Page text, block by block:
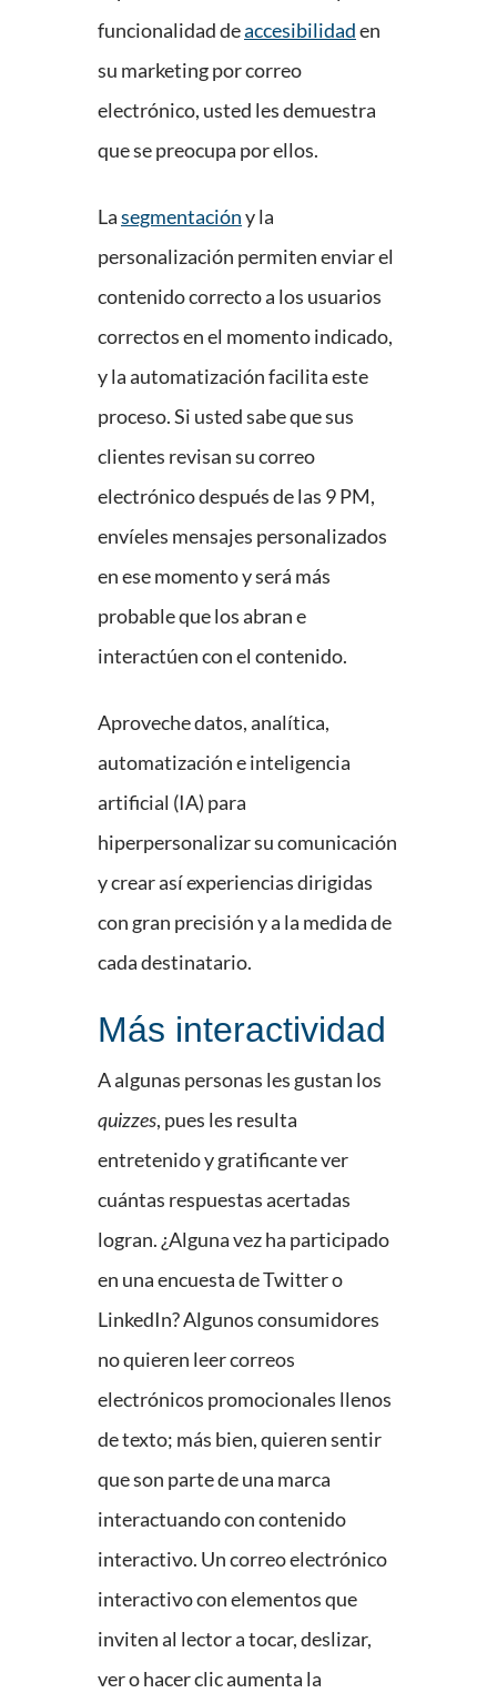
funcionalidad deaccesibilidaden
su marketing por correo
electrónico, usted les demuestra
que se preocupa por ellos.
Lasegmentacióny la
personalización permiten enviar el
contenido correcto a los usuarios
correctos en el momento indicado,
y la automatización facilita este
proceso. Si usted sabe que sus
clientes revisan su correo
electrónico después de las 9 PM,
envíeles mensajes personalizados
en ese momento y será más
probable que los abran e
interactúen con el contenido.
Aproveche datos, analítica,
automatización e inteligencia
artificial (IA) para
hiperpersonalizar su comunicación
y crear así experiencias dirigidas
con gran precisión y a la medida de
cada destinatario.
Más interactividad
A algunas personas les gustan los
quizzes, pues les resulta
entretenido y gratificante ver
cuántas respuestas acertadas
logran. ¿Alguna vez ha participado
en una encuesta de Twitter o
LinkedIn? Algunos consumidores
no quieren leer correos
electrónicos promocionales llenos
de texto; más bien, quieren sentir
que son parte de una marca
interactuando con contenido
interactivo. Un correo electrónico
interactivo con elementos que
inviten al lector a tocar, deslizar,
ver o hacer clic aumenta la